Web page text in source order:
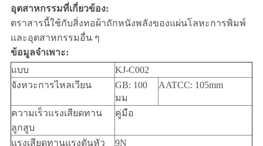
อุตสาหกรรมที่เกี่ยวข้อง:
ตราสารนี้ใช้กับสิ่งทอผ้าถักหนังพลังของแผ่นโลหะการพิมพ์
และอุตสาหกรรมอื่น ๆ
ข้อมูลจำเพาะ:
แบบ
KJ-C002
จังหวะการไหลเวียน
GB: 100
มม
AATCC: 105mm
ความเร็วแรงเสียดทาน
ลูกสูบ
คู่มือ
แรงเสียดทานแรงดันหัว 9N